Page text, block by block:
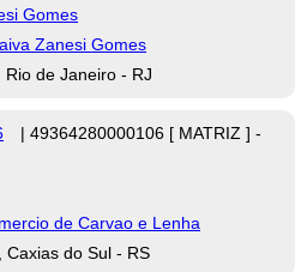
Gomes
Zanesi Gomes
de Janeiro - RJ
| 49364280000106 [ MATRIZ ] -
de Carvao e Lenha
Caxias do Sul - RS